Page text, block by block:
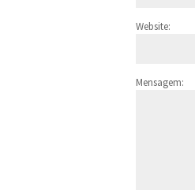
Website:
Mensagem: